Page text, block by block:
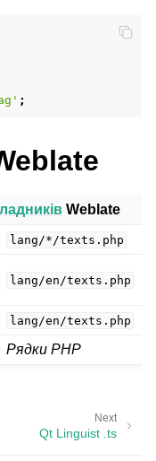
;
Weblate
lang/*/texts.php
lang/en/texts.php
lang/en/texts.php
Рядки PHP
Next
Qt Linguist .ts